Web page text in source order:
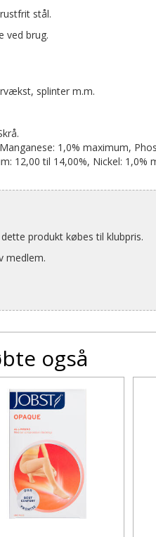
stål.
ved brug.
splinter m.m.
1,0% maximum,
12,00 til 14,00%, Nickel: 1,0%
produkt købes til klubpris.
medlem.
også